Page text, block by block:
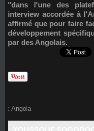
"dans l'une des
interview accordée à
affirmé que pour faire
développement
par des Angolais.
: Angola